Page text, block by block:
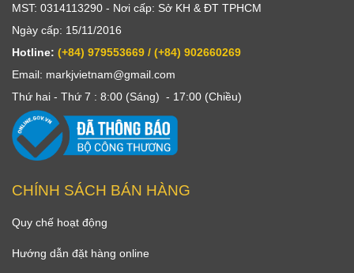
MST: 0314113290 - Nơi cấp: Sở KH & ĐT TPHCM
Ngày cấp: 15/11/2016
Hotline: (+84) 979553669 / (+84) 902660269
Email: markjvietnam@gmail.com
Thứ hai - Thứ 7 : 8:00 (Sáng) - 17:00 (Chiều)
CHÍNH SÁCH BÁN HÀNG
Quy chế hoạt động
Hướng dẫn đặt hàng online